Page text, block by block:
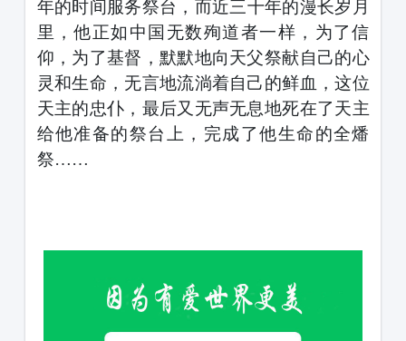
年的时间服务祭台，而近三十年的漫长岁月
里，他正如中国无数殉道者一样，为了信
仰，为了基督，默默地向天父祭献自己的心
灵和生命，无言地流淌着自己的鲜血，这位
天主的忠仆，最后又无声无息地死在了天主
给他准备的祭台上，完成了他生命的全燔
祭……